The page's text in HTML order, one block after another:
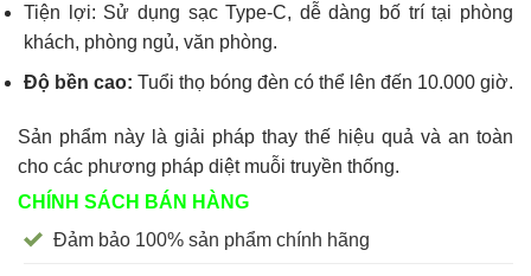
Tiện lợi: Sử dụng sạc Type-C, dễ dàng bố trí tại phòng
khách, phòng ngủ, văn phòng.
Độ bền cao: Tuổi thọ bóng đèn có thể lên đến 10.000 giờ.
Sản phẩm này là giải pháp thay thế hiệu quả và an toàn
cho các phương pháp diệt muỗi truyền thống.
CHÍNH SÁCH BÁN HÀNG
Đảm bảo 100% sản phẩm chính hãng